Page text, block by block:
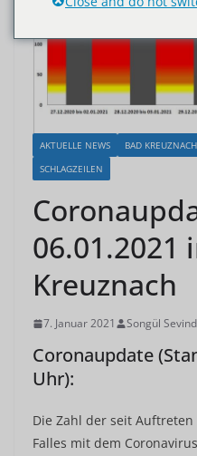
AKTUELLE NEWS BAD KREUZNACH
SCHLAGZEILEN
06.01.2021
Kreuznach
7. Januar 2021 Songül
Coronaupdate
Uhr):
Die Zahl der seit
Falles mit dem Coronavirus